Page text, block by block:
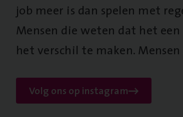
job meer is dan spelen met
Mensen die weten dat het
het verschil te maken. Mensen
Volg ons op instagram